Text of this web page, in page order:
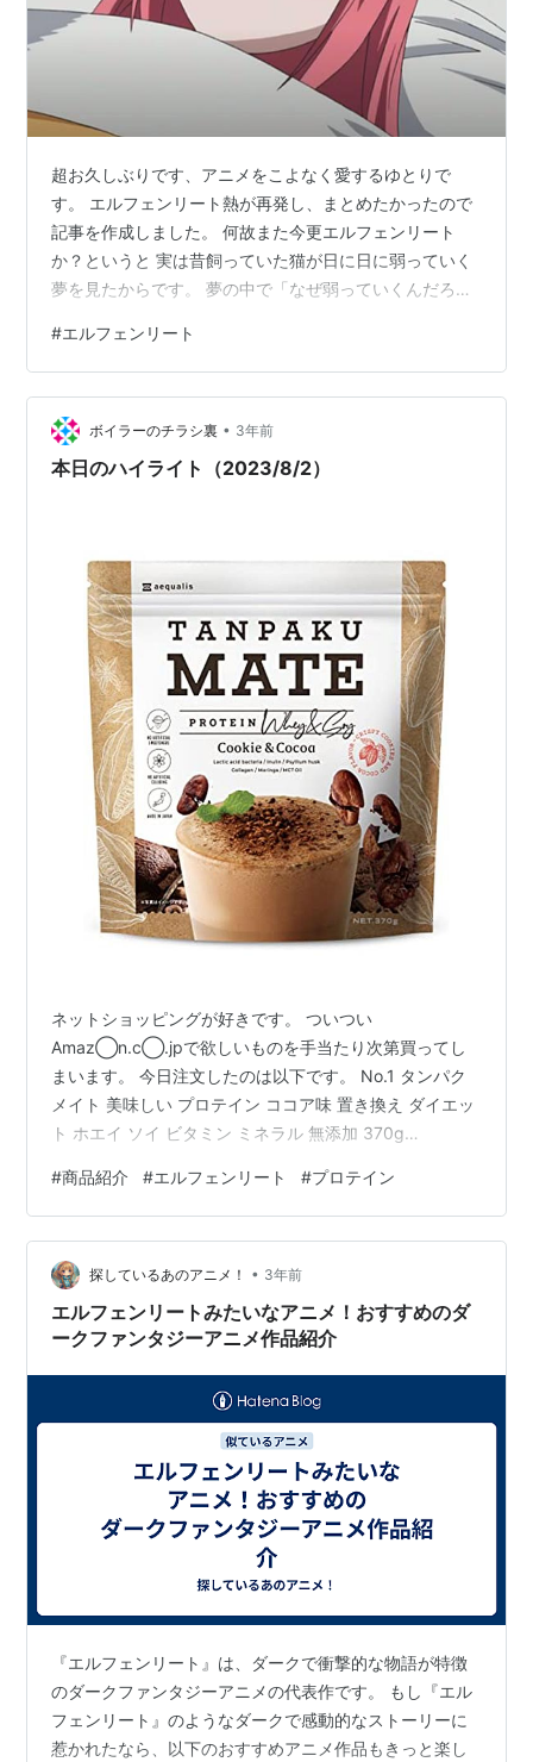
ヤングジャンプ増刊漫革で番外編が掲載
2004年7月25日から10月17日まで、AT-Xでアニメも放
elfenliedはドイツ語で「妖精の歌」の意味を持ち、ヒュ
ーゴ・ヴォルフの歌曲。
あらすじ
少女の姿をした突然変異体・「にゅう」。研究施設を破
壊して脱走した「にゅう」には、
無差別に殺戮を繰り返す残虐さと、言葉も解さない幼児
性の2つの面があった。
「にゅう」と偶然出会い、かくまうようになったコウタ
とユカの運命は……。衝撃のSFサスペンス！
にゅう ピンク
ユカ 緑
マユ 黄
ナナ 青
ノゾミ 朱
マリコ 紫
アンナ手術前 小豆
坂東 迷彩
超お久しぶりです、アニメをこよなく愛するゆとりで
す。 エルフェンリート熱が再発し、まとめたかったので
記事を作成しました。 何故また今更エルフェンリート
か？というと 実は昔飼っていた猫が日に日に弱っていく
夢を見たからです。 夢の中で「なぜ弱っていくんだろ
こからか『LILIUM』(オープニングテーマ)が流れてきた
ので、エルフェンリートの記事を書くことを決意しまし
た。 この原作は漫画で、アニメ漫画どちらも本当に素晴
らしい作品です。 特にアニメ版はこのLILIUMがベースと
なるＯＰやオルゴールが神がかっています。 中毒性があ
#エルフェンリート
ボイラーのチラシ裏 • 3年前
本日のハイライト（2023/8/2）
ネットショッピングが好きです。 ついつい
Amaz◯n.c◯.jpで欲しいものを手当たり次第買ってし
まいます。 今日注文したのは以下です。 No.1 タンパク
メイト 美味しい プロテイン ココア味 置き換え ダイエッ
ト ホエイ ソイ ビタミン ミネラル 無添加 370g
毎日体重を記録して、 EufyLifeというアプリで管理して
います。 そのアプリから「あなた、タンパク質足りてな
いよ～」と言われたので、 どうにかしてタンパク質を補
給したいと思った次第。 手っ取り早くプロテインを飲む
のがいいと思いましたが プロテインの味がち…
#商品紹介 #エルフェンリート #プロテイン
探しているあのアニメ！ • 3年前
エルフェンリートみたいなアニメ！おすすめのダ
ークファンタジーアニメ作品紹介
『エルフェンリート』は、ダークで衝撃的な物語が特徴
のダークファンタジーアニメの代表作です。 もし『エル
フェンリート』のようなダークで感動的なストーリーに
惹かれたなら、以下のおすすめアニメ作品もきっと楽し